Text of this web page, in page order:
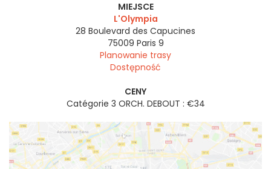
MIEJSCE
L'Olympia
28 Boulevard des Capucines
75009 Paris 9
Planowanie trasy
Dostępność
CENY
Catégorie 3 ORCH. DEBOUT : €34